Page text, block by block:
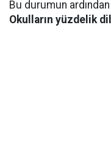
Bu durumun
Okulların yüzdelik